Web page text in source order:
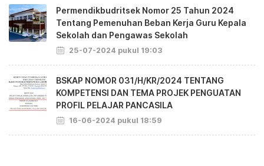
Permendikbudritsek Nomor 25 Tahun 2024
Tentang Pemenuhan Beban Kerja Guru Kepala
Sekolah dan Pengawas Sekolah
25-07-2024 pukul 19:03
BSKAP NOMOR 031/H/KR/2024 TENTANG
KOMPETENSI DAN TEMA PROJEK PENGUATAN
PROFIL PELAJAR PANCASILA
16-06-2024 pukul 18:59